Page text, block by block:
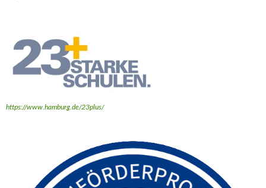
https://www.hamburg.de/23plus/